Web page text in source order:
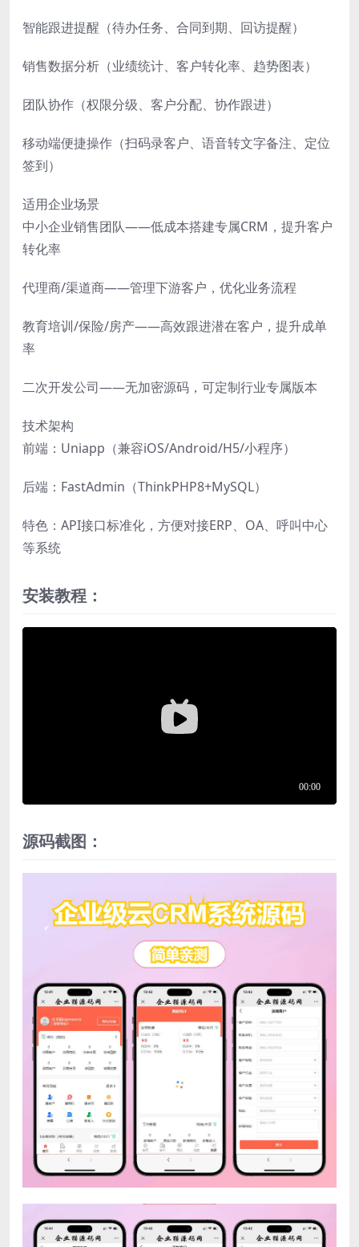
智能跟进提醒（待办任务、合同到期、回访提醒）
销售数据分析（业绩统计、客户转化率、趋势图表）
团队协作（权限分级、客户分配、协作跟进）
移动端便捷操作（扫码录客户、语音转文字备注、定位
签到）
适用企业场景
中小企业销售团队——低成本搭建专属CRM，提升客户
转化率
代理商/渠道商——管理下游客户，优化业务流程
教育培训/保险/房产——高效跟进潜在客户，提升成单
率
二次开发公司——无加密源码，可定制行业专属版本
技术架构
前端：Uniapp（兼容iOS/Android/H5/小程序）
后端：FastAdmin（ThinkPHP8+MySQL）
特色：API接口标准化，方便对接ERP、OA、呼叫中心
等系统
安装教程：
源码截图：